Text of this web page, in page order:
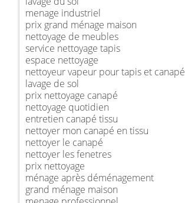
menage industriel
prix grand ménage maison
nettoyage de meubles
service nettoyage tapis
espace nettoyage
nettoyeur vapeur pour tapis et canapé
lavage de sol
prix nettoyage canapé
nettoyage quotidien
entretien canapé tissu
nettoyer mon canapé en tissu
nettoyer le canapé
nettoyer les fenetres
prix nettoyage
ménage après déménagement
grand ménage maison